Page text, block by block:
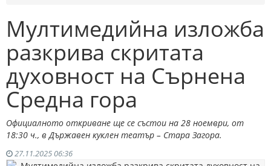
Мултимедийна изложба
разкрива скритата
духовност на Сърнена
Средна гора
Официалното откриване ще се състои на 28 ноември, от
18:30 ч., в Държавен куклен театър – Стара Загора.
27.11.2025 06:36